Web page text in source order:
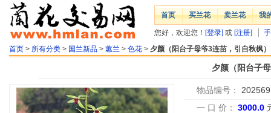
首页 买兰花 卖兰花 我
您好，欢迎您！ [登录] 或 [注册]
首页 > 所有分类 > 国兰新品 > 蕙兰 > 色花 > 夕颜（阳台子母爷3连苗，引自秋枫）
夕颜（阳台子
物品编号：
一 口 价：
3000.0